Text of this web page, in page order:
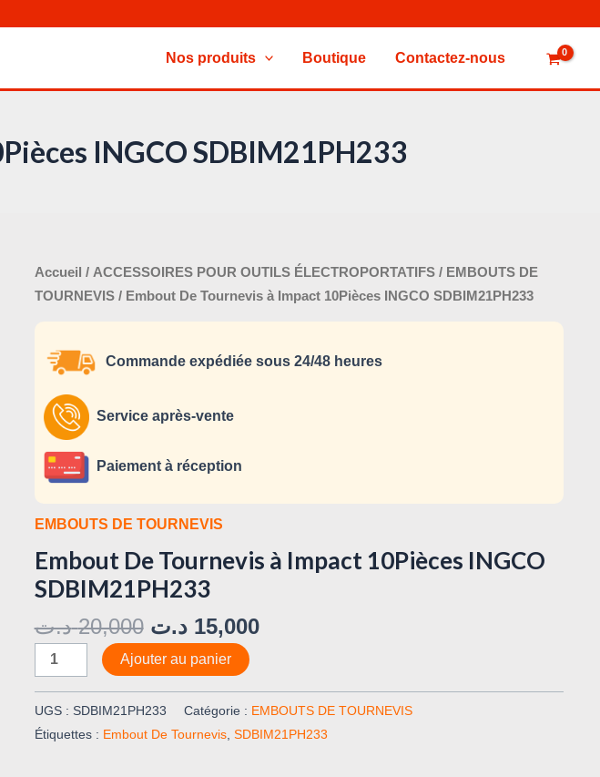
Nos produits Boutique Contactez-nous
INGCO SDBIM21PH233
Accueil / ACCESSOIRES POUR OUTILS ÉLECTROPORTATIFS/ EMBOUTS DE
TOURNEVIS/ Embout De Tournevis à Impact 10Pièces INGCO SDBIM21PH233
Commande expédiée sous 24/48 heures
Service après-vente
Paiement à réception
EMBOUTS DE TOURNEVIS
Embout De Tournevis à Impact 10Pièces INGCO
SDBIM21PH233
20,000 د.ت
Le
prix
20,000 د.ت.
15,000 د.ت
Le
prix
15,000 د.ت.
quantité
de
Tournevis
Impact
10Pièces
INGCO
SDBIM21PH233
Ajouter au panier
UGS : SDBIM21PH233 Catégorie : EMBOUTS DE TOURNEVIS
Étiquettes : Embout De Tournevis, SDBIM21PH233